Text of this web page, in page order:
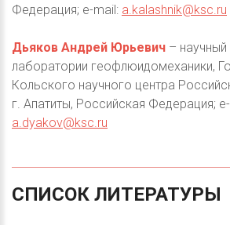
Федерация; e-mail: a.kalashnik@ksc.ru
Дьяков Андрей Юрьевич – научный
лаборатории геофлюидомеханики,
Кольского научного центра
г. Апатиты, Российская Федерация;
a.dyakov@ksc.ru
СПИСОК ЛИТЕРАТУРЫ